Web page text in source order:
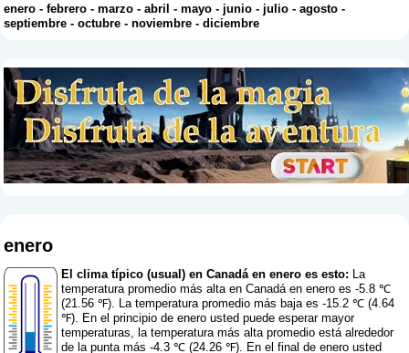
enero -febrero -marzo -abril -mayo - junio - julio -agosto -
septiembre -octubre -noviembre -diciembre
enero
El clima típico (usual) en Canadá en enero es esto: La
temperatura promedio más alta en Canadá en enero es -5.8 ℃
(21.56 ℉). La temperatura promedio más baja es -15.2 ℃ (4.64
℉). En el principio de enero usted puede esperar mayor
temperaturas, la temperatura más alta promedio está alrededor
de la punta más -4.3 ℃ (24.26 ℉). En el final de enero usted